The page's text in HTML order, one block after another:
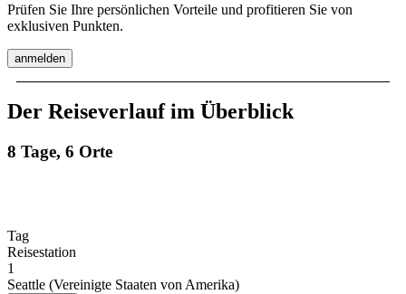
Prüfen Sie Ihre persönlichen Vorteile und profitieren Sie von
exklusiven Punkten.
anmelden
Der Reiseverlauf im Überblick
8 Tage, 6 Orte
Tag
Reisestation
1
Seattle (Vereinigte Staaten von Amerika)